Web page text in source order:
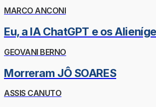
MARCO ANCONI
Eu, a IA ChatGPT e os
GEOVANI BERNO
Morreram JÔ SOARES
ASSIS CANUTO